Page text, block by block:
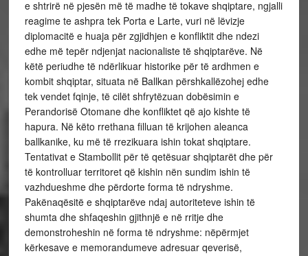
e shtrirë në pjesën më të madhe të tokave shqiptare, ngjalli
reagime te ashpra tek Porta e Larte, vuri në lëvizje
diplomacitë e huaja për zgjidhjen e konfliktit dhe ndezi
edhe më tepër ndjenjat nacionaliste të shqiptarëve. Në
këtë periudhe të ndërlikuar historike për të ardhmen e
kombit shqiptar, situata në Ballkan përshkallëzohej edhe
tek vendet fqinje, të cilët shfrytëzuan dobësimin e
Perandorisë Otomane dhe konfliktet që ajo kishte të
hapura. Në këto rrethana filluan të krijohen aleanca
ballkanike, ku më të rrezikuara ishin tokat shqiptare.
Tentativat e Stambollit për të qetësuar shqiptarët dhe për
të kontrolluar territoret që kishin nën sundim ishin të
vazhdueshme dhe përdorte forma të ndryshme.
Pakënaqësitë e shqiptarëve ndaj autoriteteve ishin të
shumta dhe shfaqeshin gjithnjë e në rritje dhe
demonstroheshin në forma të ndryshme: nëpërmjet
kërkesave e memorandumeve adresuar qeverisë,